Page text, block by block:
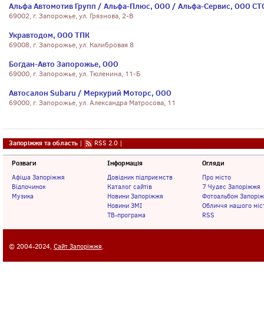
Альфа Автомотив Групп / Альфа-Плюс, ООО / Альфа-Сервис, ООО
69002, г. Запорожье, ул. Грязнова, 2-В
Укравтодом, ООО ТПК
69008, г. Запорожье, ул. Калибровая 8
Богдан-Авто Запорожье, ООО
69000, г. Запорожье, ул. Тюленина, 11-Б
Автосалон Subaru / Меркурий Моторс, ООО
69000, г. Запорожье, ул. Александра Матросова, 11
Запоріжжя та область | RSS 2.0 |
Розваги
Афіша Запоріжжя
Відпочинок
Музика
Інформація
Довідник підприємств
Каталог сайтів
Новини Запоріжжя
Новини ЗМІ
ТВ-програма
Огляди
Про місто
7 Чудес Запоріжжя
Фотоальбом
Обличчя нашого
RSS
© 2004-2024, Сайт Запоріжжя.